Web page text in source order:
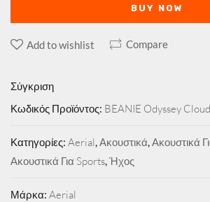
BUY NOW
Add to wishlist Compare
Σύγκριση
Κωδικός Προϊόντος: BEANIE Odyssey Cloud
Κατηγορίες: Aerial,Ακουστικά,Ακουστικά
Ακουστικά Για Sports,Ήχος
Μάρκα: Aerial